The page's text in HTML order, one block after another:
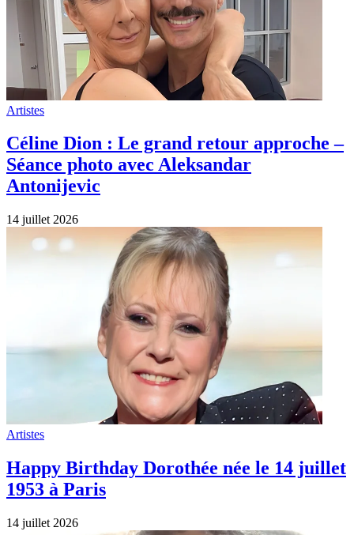
Artistes
Céline Dion : Le grand retour approche –
Séance photo avec Aleksandar
Antonijevic
14 juillet 2026
Artistes
Happy Birthday Dorothée née le 14 juillet
1953 à Paris
14 juillet 2026